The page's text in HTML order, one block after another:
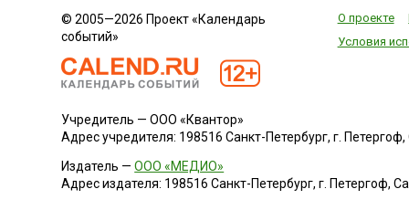
© 2005—2026 Проект «Календарь
событий»
О проекте
Условия
Учредитель — ООО «Квантор»
Адрес учредителя: 198516 Санкт-Петербург, г.
Издатель —ООО «МЕДИО»
Адрес издателя: 198516 Санкт-Петербург, г. Петергоф,